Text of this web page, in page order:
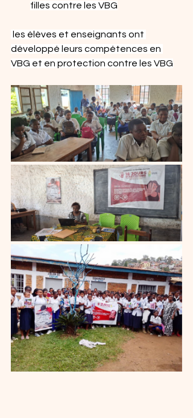
filles contre les VBG
les élèves et enseignants ont
développé leurs compétences en
VBG et en protection contre les VBG